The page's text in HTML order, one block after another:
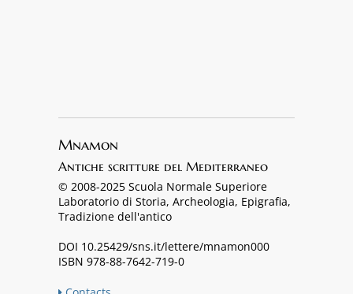
Mnamon
Antiche scritture del Mediterraneo
© 2008-2025 Scuola Normale Superiore
Laboratorio di Storia, Archeologia, Epigrafia,
Tradizione dell'antico
DOI 10.25429/sns.it/lettere/mnamon000
ISBN 978-88-7642-719-0